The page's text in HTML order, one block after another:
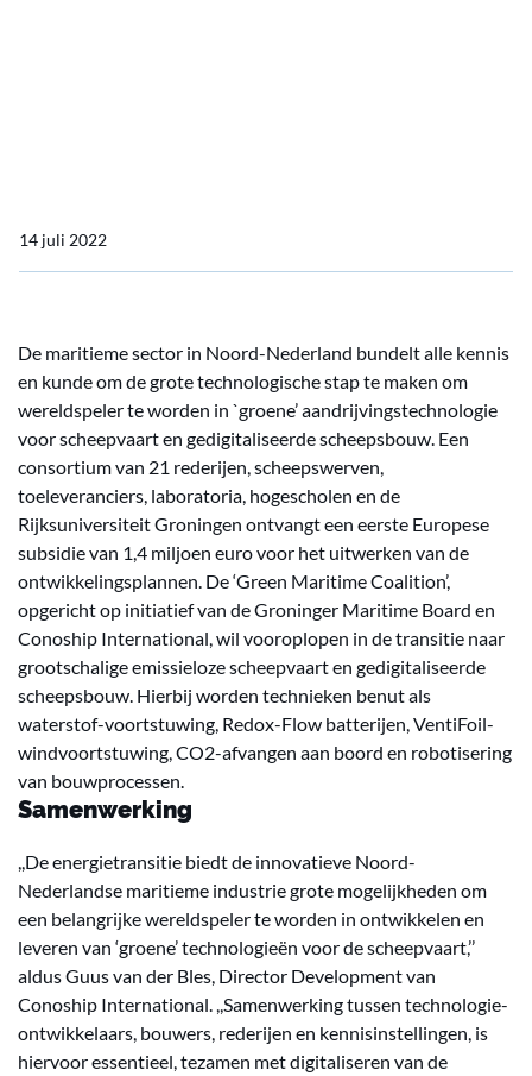
14 juli 2022
De maritieme sector in Noord-Nederland bundelt alle kennis
en kunde om de grote technologische stap te maken om
wereldspeler te worden in `groene’ aandrijvingstechnologie
voor scheepvaart en gedigitaliseerde scheepsbouw. Een
consortium van 21 rederijen, scheepswerven,
toeleveranciers, laboratoria, hogescholen en de
Rijksuniversiteit Groningen ontvangt een eerste Europese
subsidie van 1,4 miljoen euro voor het uitwerken van de
ontwikkelingsplannen. De ‘Green Maritime Coalition’,
opgericht op initiatief van de Groninger Maritime Board en
Conoship International, wil vooroplopen in de transitie naar
grootschalige emissieloze scheepvaart en gedigitaliseerde
scheepsbouw. Hierbij worden technieken benut als
waterstof-voortstuwing, Redox-Flow batterijen, VentiFoil-
windvoortstuwing, CO2-afvangen aan boord en robotisering
van bouwprocessen.
Samenwerking
,,De energietransitie biedt de innovatieve Noord-
Nederlandse maritieme industrie grote mogelijkheden om
een belangrijke wereldspeler te worden in ontwikkelen en
leveren van ‘groene’ technologieën voor de scheepvaart,’’
aldus Guus van der Bles, Director Development van
Conoship International. ,,Samenwerking tussen technologie-
ontwikkelaars, bouwers, rederijen en kennisinstellingen, is
hiervoor essentieel, tezamen met digitaliseren van de